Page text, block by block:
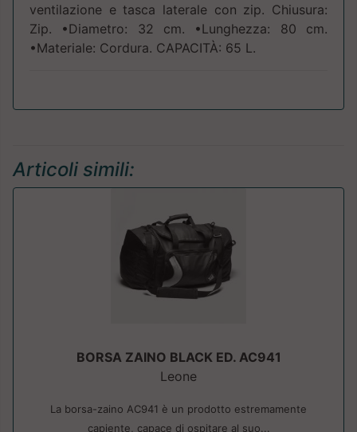
ventilazione e tasca laterale con zip. Chiusura:
Zip. •Diametro: 32 cm. •Lunghezza: 80 cm.
•Materiale: Cordura. CAPACITÀ: 65 L.
Articoli simili:
BORSA ZAINO BLACK ED. AC941
Leone
La borsa-zaino AC941 è un prodotto estremamente
capiente, capace di ospitare al suo...